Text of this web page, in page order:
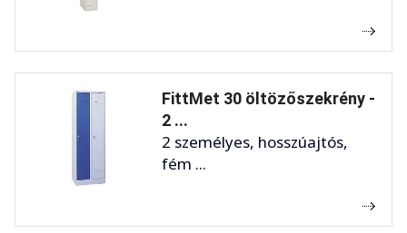
FittMet 30 öltözőszekrény -
2 ...
2 személyes, hosszúajtós,
fém ...